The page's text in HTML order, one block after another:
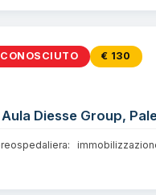
€ 130
Diesse Group,